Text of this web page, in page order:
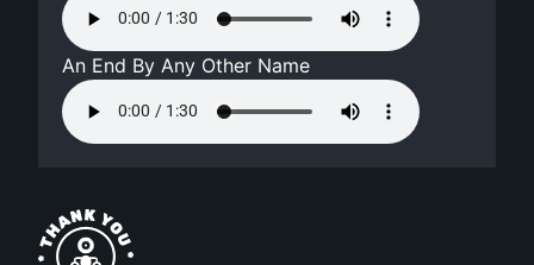
An End By Any Other Name